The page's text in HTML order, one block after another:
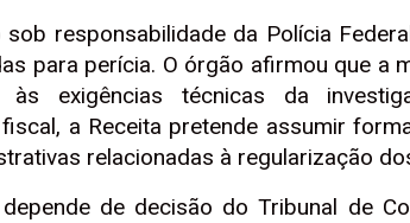
responsabilidade da Polícia
para perícia. O órgão afirmou que a
às exigências técnicas da
a Receita pretende assumir
relacionadas à regularização
de decisão do Tribunal de